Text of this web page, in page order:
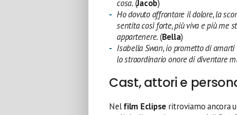
cosa.(Jacob)
Ho dovuto affrontare il dolore, la
sentita così forte, più viva e più me
appartenere.(Bella)
Isabella Swan, io prometto di
lo straordinario onore di diventare
Cast, attori e
Nelfilm Eclipse ritroviamo ancora